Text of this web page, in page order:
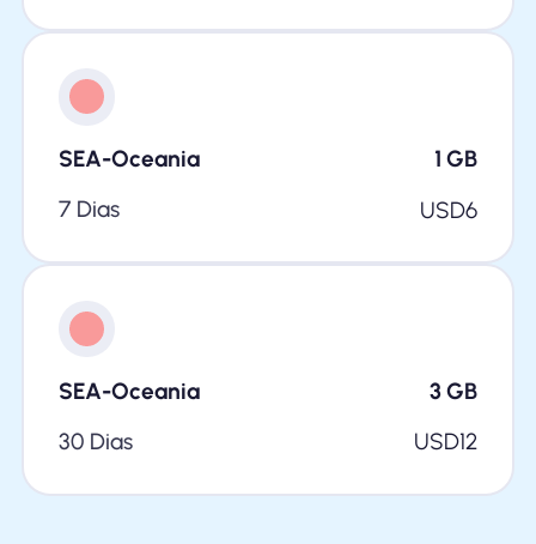
SEA-Oceania 1 GB
7 Dias
USD6
SEA-Oceania 3 GB
30 Dias
USD12